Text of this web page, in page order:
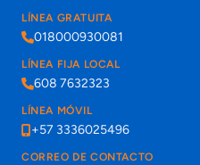
LÍNEA GRATUITA
018000930081
LÍNEA FIJA LOCAL
608 7632323
LÍNEA MÓVIL
+57 3336025496
CORREO DE CONTACTO